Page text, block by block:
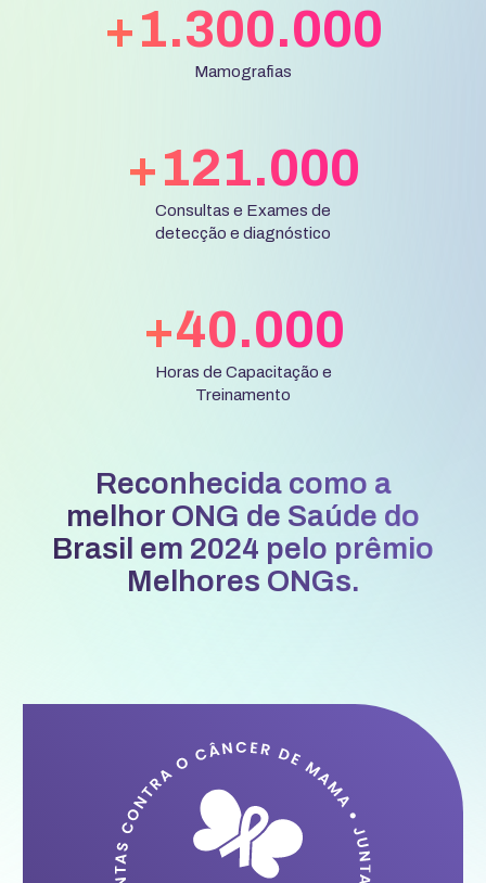
Pelo 3º ano+1.300.000
Mamografias
+121.000
Consultas e Exames de
detecção e diagnóstico
+40.000
Horas de Capacitação e
Treinamento
Reconhecida como a
melhor ONG de Saúde do
Brasil em 2024 pelo prêmio
Melhores ONGs.